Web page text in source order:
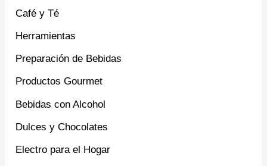
Café y Té
Herramientas
Preparación de Bebidas
Productos Gourmet
Bebidas con Alcohol
Dulces y Chocolates
Electro para el Hogar